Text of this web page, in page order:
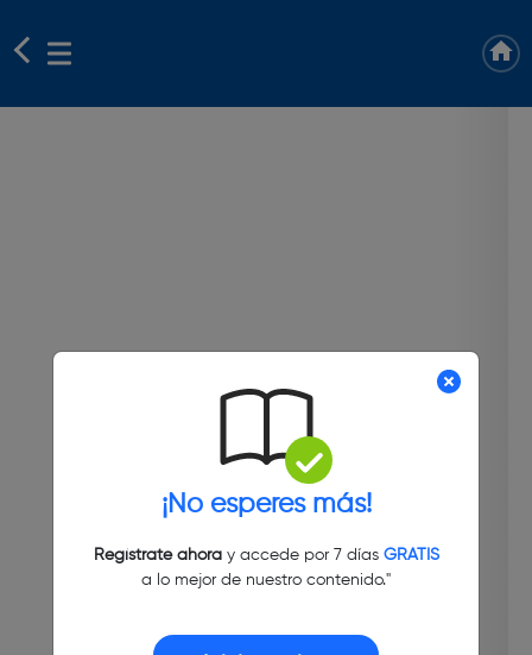
¡No esperes más!
Regístrate ahoray accede por 7 días GRATIS
a lo mejor de nuestro contenido."